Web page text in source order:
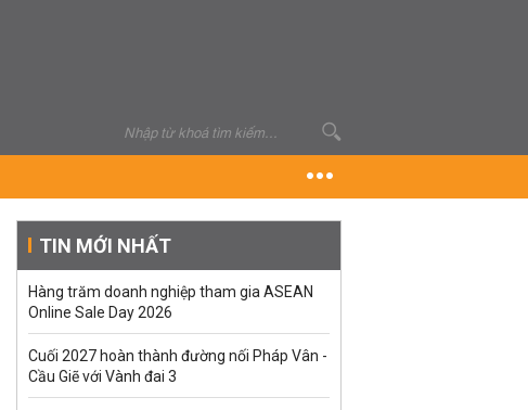
TIN MỚI NHẤT
Hàng trăm doanh nghiệp tham gia ASEAN
Online Sale Day 2026
Cuối 2027 hoàn thành đường nối Pháp Vân -
Cầu Giẽ với Vành đai 3